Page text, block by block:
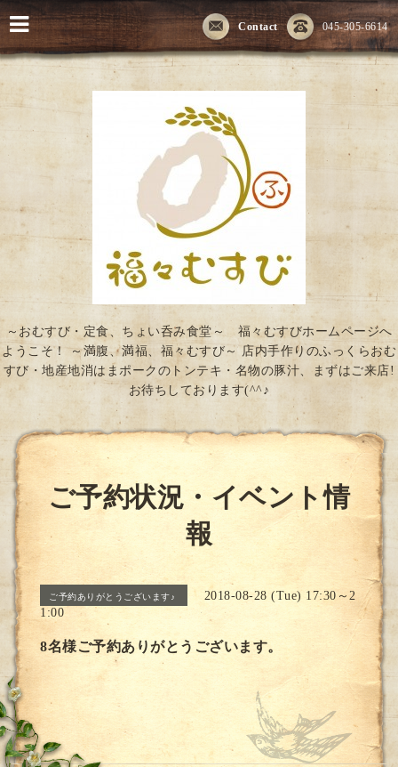
045-305-6614
Contact
～おむすび・定食、ちょい呑み食堂～ 福々むすびホームページへ
ようこそ！ ～満腹、満福、福々むすび～ 店内手作りのふっくらおむ
すび・地産地消はまポークのトンテキ・名物の豚汁、まずはご来店!
お待ちしております(^^♪
ご予約状況・イベント情
報
ご予約ありがとうございます♪
2018-08-28 (Tue) 17:30～2
1:00
8名様ご予約ありがとうございます。